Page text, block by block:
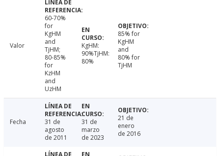
Valor
60-70%
for
KgHM
and
TjHM;
80-85%
for
KzHM
and
UzHM
KgHM:
90%TjHM:
80%
85% for
KgHM
and
80% for
TjHM
Fecha
31 de
agosto
de 2011
31 de
marzo
de 2023
21 de
enero
de 2016